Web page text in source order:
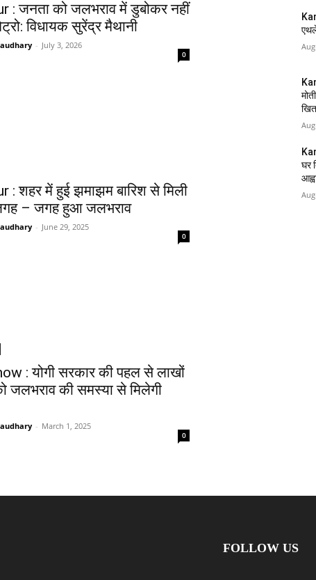
: जनता को जलभराव में डुबोकर नहीं
विधायक सुरेंद्र मैथानी
- July 3, 2026
0
: शहर में हुई झमाझम बारिश से मिली
– जगह हुआ जलभराव
- June 29, 2025
0
: योगी सरकार की पहल से लाखों
जलभराव की समस्या से मिलेगी
- March 1, 2025
0
घर
FOLLOW US